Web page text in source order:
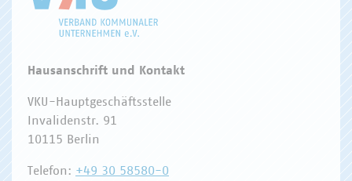
Hausanschrift und Kontakt
VKU-Hauptgeschäftsstelle
Invalidenstr. 91
10115 Berlin
Telefon: +49 30 58580-0